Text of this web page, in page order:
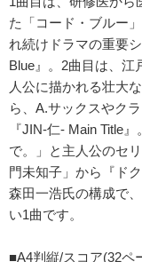
た「コード・ブルー
れ続けドラマの重要
Blue』。2曲目は、江
人公に描かれる壮大
ら、A.サックスやク
『JIN-仁- Main Title
で。」と主人公のセ
門未知子」から『ド
森田一浩氏の構成で
い1曲です。
■A4判縦/スコア(32ペ